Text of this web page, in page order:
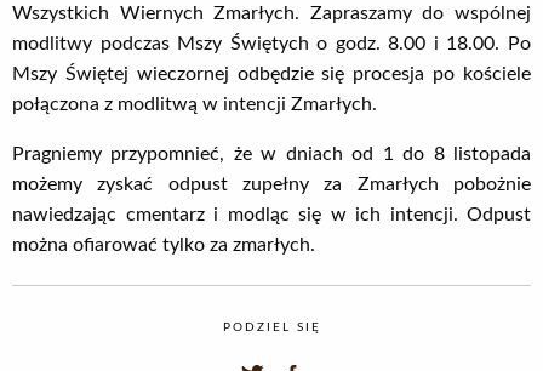
Wszystkich Wiernych Zmarłych. Zapraszamy do wspólnej
modlitwy podczas Mszy Świętych o godz. 8.00 i 18.00. Po
Mszy Świętej wieczornej odbędzie się procesja po kościele
połączona z modlitwą w intencji Zmarłych.
Pragniemy przypomnieć, że w dniach od 1 do 8 listopada
możemy zyskać odpust zupełny za Zmarłych pobożnie
nawiedzając cmentarz i modląc się w ich intencji. Odpust
można ofiarować tylko za zmarłych.
PODZIEL SIĘ